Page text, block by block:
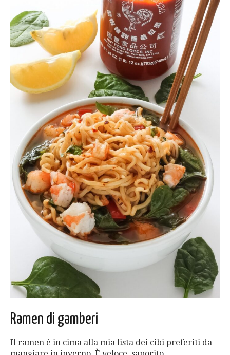
Ramen di gamberi
Il ramen è in cima alla mia lista dei cibi preferiti da